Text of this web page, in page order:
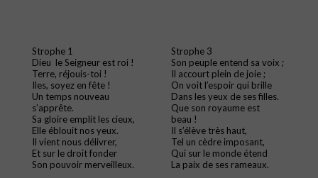
Strophe 1
Dieu le Seigneur est roi !
Terre, réjouis-toi !
Iles, soyez en fête !
Un temps nouveau
s’apprête.
Sa gloire emplit les cieux,
Elle éblouit nos yeux.
Il vient nous délivrer,
Et sur le droit fonder
Son pouvoir merveilleux.
Strophe 3
Son peuple entend sa voix ;
Il accourt plein de joie ;
On voit l’espoir qui brille
Dans les yeux de ses filles.
Que son royaume est
beau !
Il s’élève très haut,
Tel un cèdre imposant,
Qui sur le monde étend
La paix de ses rameaux.